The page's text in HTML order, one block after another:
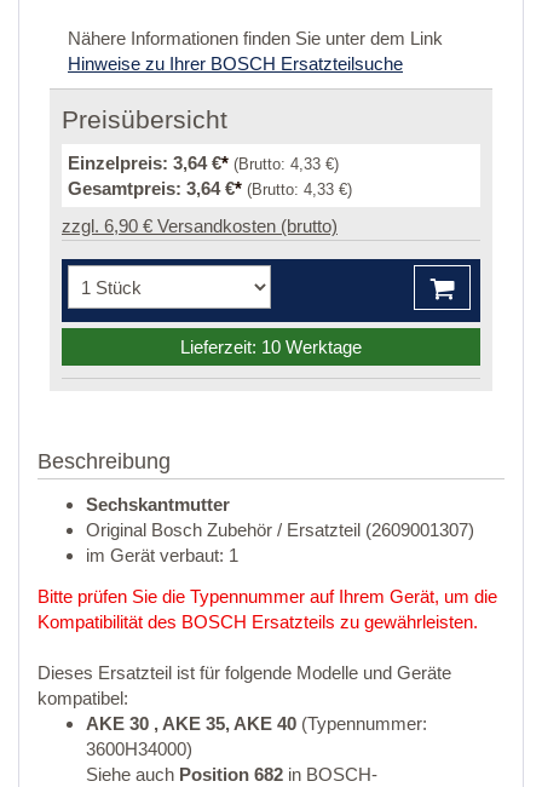
Nähere Informationen finden Sie unter dem Link
Hinweise zu Ihrer BOSCH Ersatzteilsuche
Preisübersicht
Einzelpreis: 3,64 €* (Brutto: 4,33 €)
Gesamtpreis: 3,64 €* (Brutto: 4,33 €)
zzgl. 6,90 € Versandkosten (brutto)
Lieferzeit: 10 Werktage
Beschreibung
Sechskantmutter
Original Bosch Zubehör / Ersatzteil (2609001307)
im Gerät verbaut: 1
Bitte prüfen Sie die Typennummer auf Ihrem Gerät, um die
Kompatibilität des BOSCH Ersatzteils zu gewährleisten.
Dieses Ersatzteil ist für folgende Modelle und Geräte
kompatibel:
AKE 30 , AKE 35, AKE 40 (Typennummer:
3600H34000)
Siehe auch Position 682 in BOSCH-